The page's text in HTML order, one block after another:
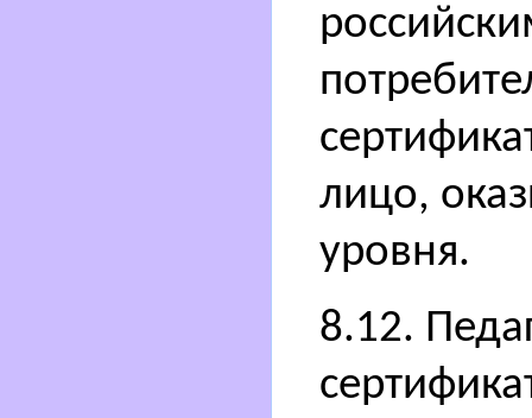
лицо,
уровня.
8.12.